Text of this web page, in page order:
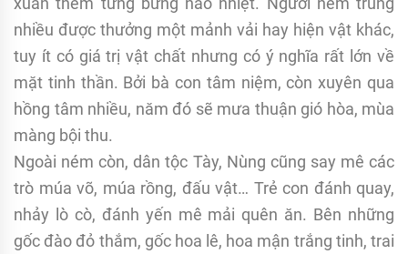
nhiều được thưởng một mảnh vải hay hiện vật khác,
tuy ít có giá trị vật chất nhưng có ý nghĩa rất lớn về
mặt tinh thần. Bởi bà con tâm niệm, còn xuyên qua
hồng tâm nhiều, năm đó sẽ mưa thuận gió hòa, mùa
màng bội thu.
Ngoài ném còn, dân tộc Tày, Nùng cũng say mê các
trò múa võ, múa rồng, đấu vật… Trẻ con đánh quay,
nhảy lò cò, đánh yến mê mải quên ăn. Bên những
gốc đào đỏ thắm, gốc hoa lê, hoa mận trắng tinh, trai